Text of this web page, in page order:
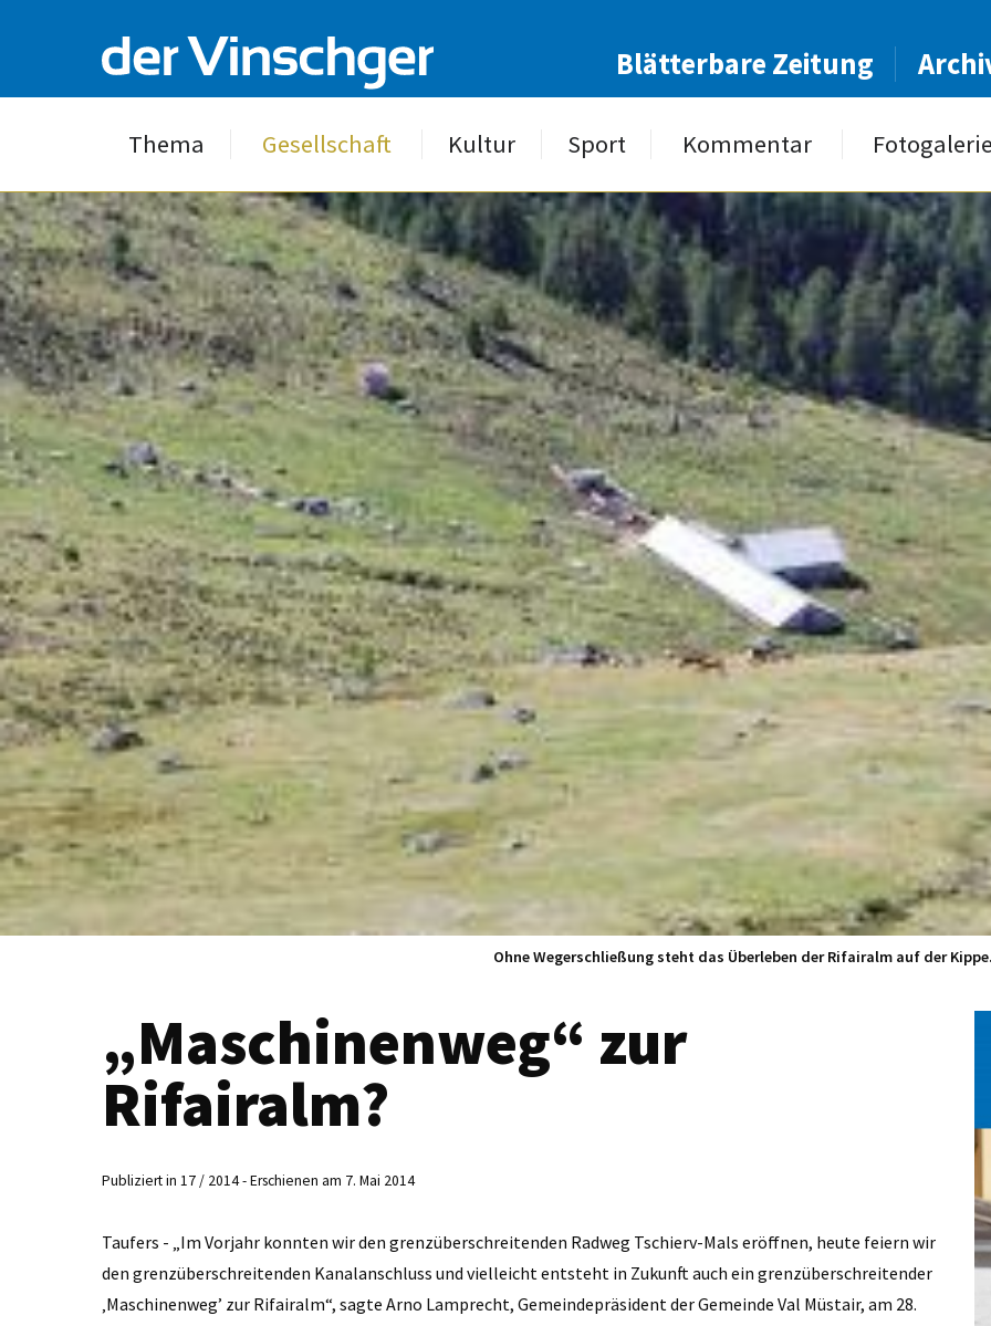
Blätterbare Zeitung
Thema Gesellschaft Kultur Sport Kommentar
Ohne Wegerschließung steht das Überleben der Rifairalm auf der
„Maschinenweg“ zur
Rifairalm?
Publiziert in 17 / 2014 - Erschienen am 7. Mai 2014
Taufers - „Im Vorjahr konnten wir den grenzüberschreitenden Radweg Tschierv-Mals eröffnen, heute feiern wir
den grenzüberschreitenden Kanalanschluss und vielleicht entsteht in Zukunft auch ein grenzüberschreitender
‚Maschinenweg’ zur Rifairalm“, sagte Arno Lamprecht, Gemeindepräsident der Gemeinde Val Müstair, am 28.